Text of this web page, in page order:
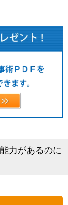
力があるのに